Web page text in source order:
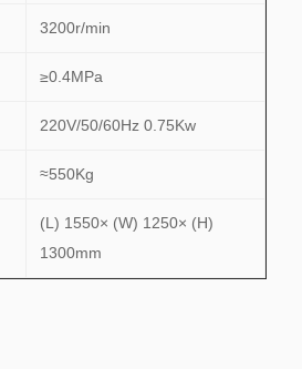
3200r/min
≥0.4MPa
220V/50/60Hz 0.75Kw
≈550Kg
(L) 1550× (W) 1250× (H)
1300mm